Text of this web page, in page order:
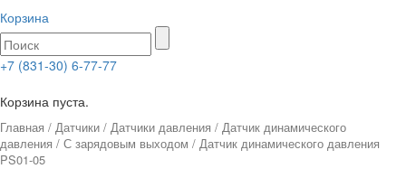
Корзина
+7 (831-30) 6-77-77
Корзина пуста.
Главная / Датчики / Датчики давления / Датчик динамического
давления / С зарядовым выходом / Датчик динамического давления
PS01-05